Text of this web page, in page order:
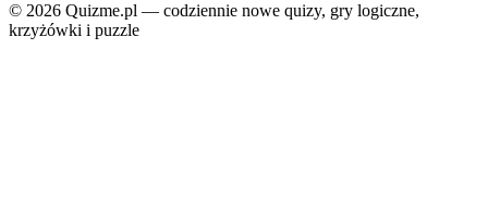
© 2026 Quizme.pl — codziennie nowe quizy, gry logiczne,
krzyżówki i puzzle